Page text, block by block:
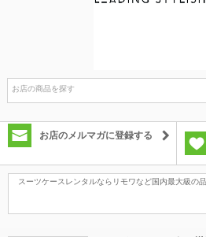
お店のメルマガに登録する
スーツケースレンタルならリモワなど国内最大級の